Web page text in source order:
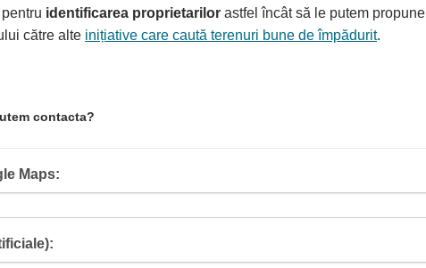
identificarea proprietarilor astfel încât să le putem propune
către alte inițiative care caută terenuri bune de împădurit.
contacta?
Maps: